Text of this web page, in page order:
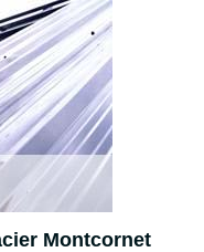
Montcornet